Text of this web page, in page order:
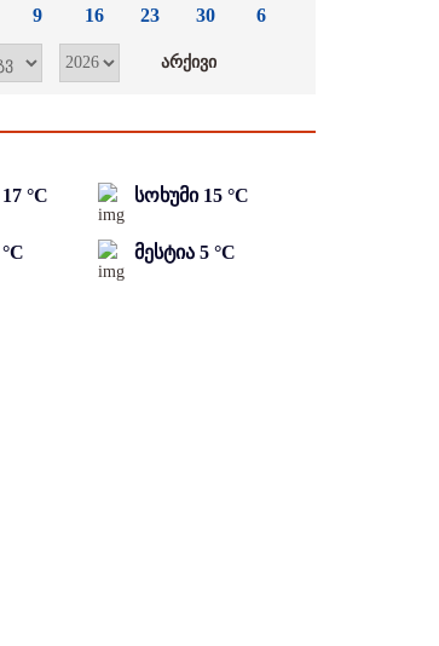
9 16 23 30 6
17 °C სოხუმი 15 °C
°C მესტია 5 °C